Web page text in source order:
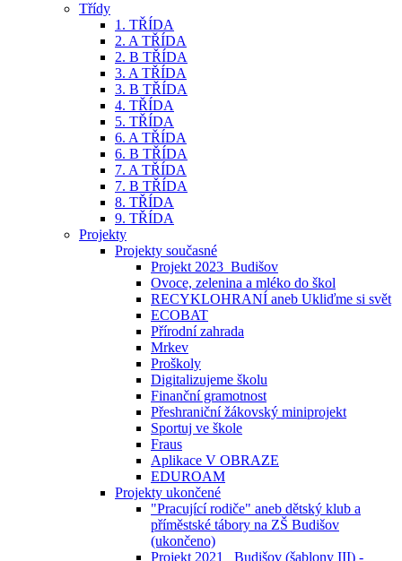
Třídy
1. TŘÍDA
2. A TŘÍDA
2. B TŘÍDA
3. A TŘÍDA
3. B TŘÍDA
4. TŘÍDA
5. TŘÍDA
6. A TŘÍDA
6. B TŘÍDA
7. A TŘÍDA
7. B TŘÍDA
8. TŘÍDA
9. TŘÍDA
Projekty
Projekty současné
Projekt 2023_Budišov
Ovoce, zelenina a mléko do škol
RECYKLOHRANÍ aneb Ukliďme si svět
ECOBAT
Přírodní zahrada
Mrkev
Proškoly
Digitalizujeme školu
Finanční gramotnost
Přeshraniční žákovský miniprojekt
Sportuj ve škole
Fraus
Aplikace V OBRAZE
EDUROAM
Projekty ukončené
"Pracující rodiče" aneb dětský klub a
příměstské tábory na ZŠ Budišov
(ukončeno)
Projekt 2021_ Budišov (šablony III) -